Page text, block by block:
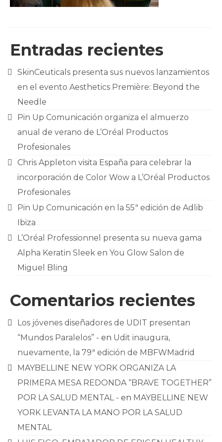
Entradas recientes
SkinCeuticals presenta sus nuevos lanzamientos
en el evento Aesthetics Première: Beyond the
Needle
Pin Up Comunicación organiza el almuerzo
anual de verano de L’Oréal Productos
Profesionales
Chris Appleton visita España para celebrar la
incorporación de Color Wow a L’Oréal Productos
Profesionales
Pin Up Comunicación en la 55ª edición de Adlib
Ibiza
L’Oréal Professionnel presenta su nueva gama
Alpha Keratin Sleek en You Glow Salon de
Miguel Bling
Comentarios recientes
Los jóvenes diseñadores de UDIT presentan
“Mundos Paralelos” - en Udit inaugura,
nuevamente, la 79ª edición de MBFWMadrid
MAYBELLINE NEW YORK ORGANIZA LA
PRIMERA MESA REDONDA “BRAVE TOGETHER”
POR LA SALUD MENTAL - en MAYBELLINE NEW
YORK LEVANTA LA MANO POR LA SALUD
MENTAL